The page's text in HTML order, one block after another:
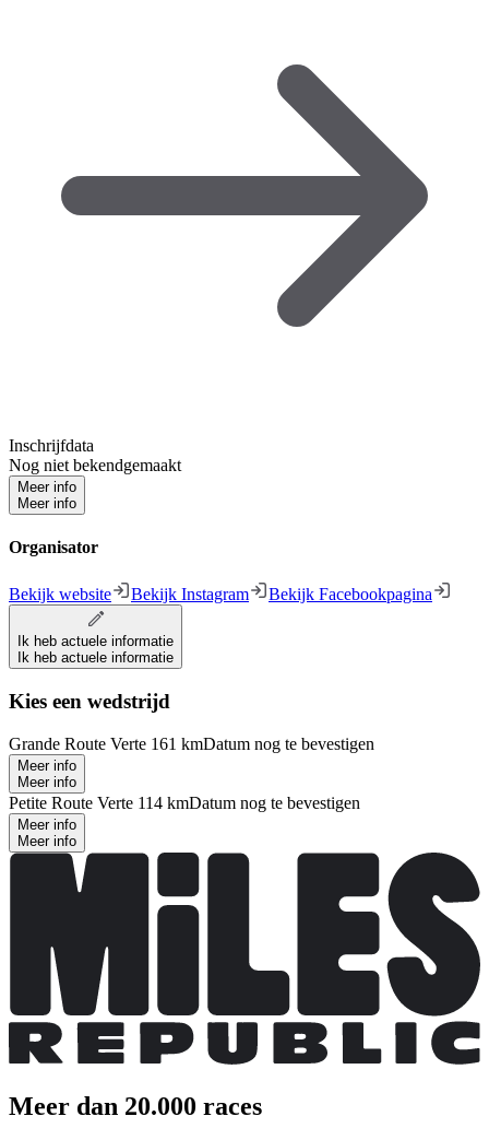
Inschrijfdata
Nog niet bekendgemaakt
Meer info
Meer info
Organisator
Bekijk website Bekijk Instagram Bekijk Facebookpagina
Ik heb actuele informatie
Ik heb actuele informatie
Kies een wedstrijd
Grande Route Verte 161 kmDatum nog te bevestigen
Meer info
Meer info
Petite Route Verte 114 kmDatum nog te bevestigen
Meer info
Meer info
Meer dan 20.000 races